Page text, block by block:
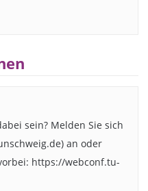
sein? Melden Sie sich
an oder
https://webconf.tu-